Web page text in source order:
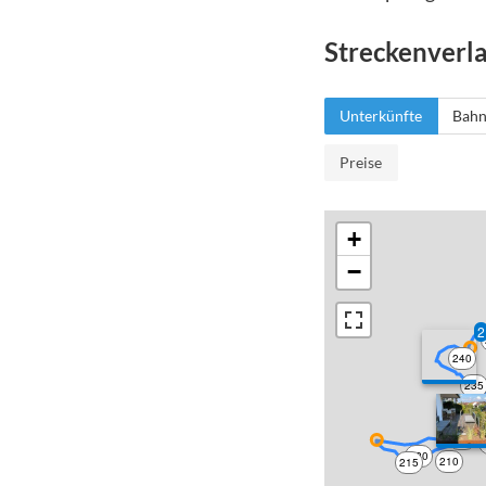
Unterkünfte
Preise
2
210
215220
225
235
240
+
−